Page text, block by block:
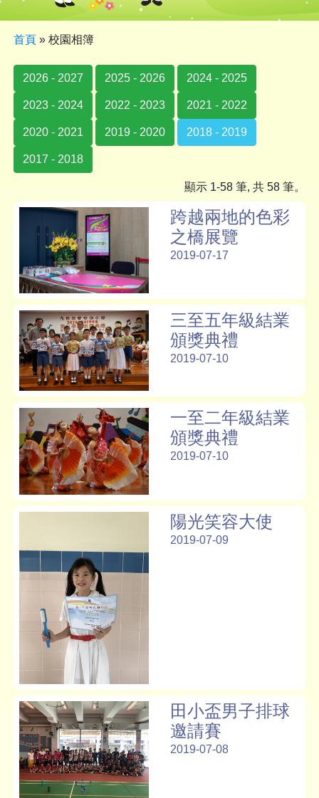
首頁 » 校園相簿
2026 - 2027 2025 - 2026 2024 - 2025
2023 - 2024 2022 - 2023 2021 - 2022
2020 - 2021 2019 - 2020 2018 - 2019
2017 - 2018
顯示 1-58 筆, 共 58 筆。
跨越兩地的色彩
之橋展覽
2019-07-17
三至五年級結業
頒獎典禮
2019-07-10
一至二年級結業
頒獎典禮
2019-07-10
陽光笑容大使
2019-07-09
田小盃男子排球
邀請賽
2019-07-08